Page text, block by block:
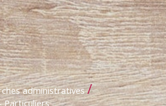
administratives /
Particuliers